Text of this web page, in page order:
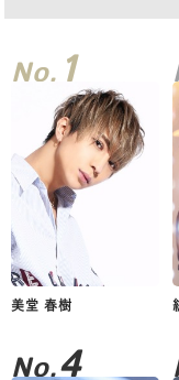
No. 1
美堂 春樹
No.4